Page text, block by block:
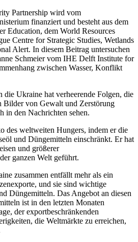
Partnership wird vom
finanziert und besteht aus dem
Education, dem World Resources
Centre for Strategic Studies, Wetlands
Alert. In diesem Beitrag untersuchen
Schmeier vom IHE Delft Institute for
zwischen Wasser, Konflikt
die Ukraine hat verheerende Folgen, die
Bilder von Gewalt und Zerstörung
in den Nachrichten sehen.
des weltweiten Hungers, indem er die
und Düngemitteln einschränkt. Er hat
und größerer
ganzen Welt geführt.
zusammen entfällt mehr als ein
und sie sind wichtige
Düngemitteln. Das Angebot an diesen
ist in den letzten Monaten
der exportbeschränkenden
die Weltmärkte zu erreichen,